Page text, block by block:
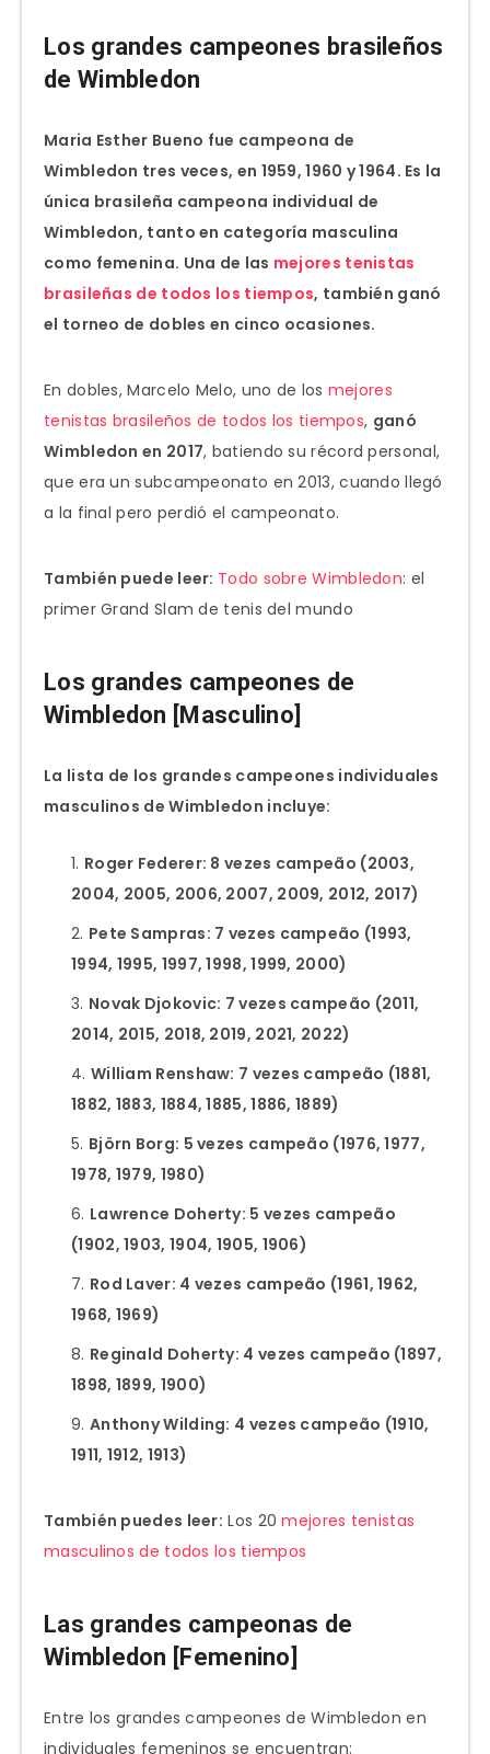
Los grandes campeones brasileños
de Wimbledon
Maria Esther Bueno fue campeona de
Wimbledon tres veces, en 1959, 1960 y 1964. Es la
única brasileña campeona individual de
Wimbledon, tanto en categoría masculina
como femenina. Una de las mejores tenistas
brasileñas de todos los tiempos, también ganó
el torneo de dobles en cinco ocasiones.
En dobles, Marcelo Melo, uno de los mejores
tenistas brasileños de todos los tiempos, ganó
Wimbledon en 2017, batiendo su récord personal,
que era un subcampeonato en 2013, cuando llegó
a la final pero perdió el campeonato.
También puede leer: Todo sobre Wimbledon: el
primer Grand Slam de tenis del mundo
Los grandes campeones de
Wimbledon [Masculino]
La lista de los grandes campeones individuales
masculinos de Wimbledon incluye:
Roger Federer: 8 vezes campeão (2003,
2004, 2005, 2006, 2007, 2009, 2012, 2017)
Pete Sampras: 7 vezes campeão (1993,
1994, 1995, 1997, 1998, 1999, 2000)
Novak Djokovic: 7 vezes campeão (2011,
2014, 2015, 2018, 2019, 2021, 2022)
William Renshaw: 7 vezes campeão (1881,
1882, 1883, 1884, 1885, 1886, 1889)
Björn Borg: 5 vezes campeão (1976, 1977,
1978, 1979, 1980)
Lawrence Doherty: 5 vezes campeão
(1902, 1903, 1904, 1905, 1906)
Rod Laver: 4 vezes campeão (1961, 1962,
1968, 1969)
Reginald Doherty: 4 vezes campeão (1897,
1898, 1899, 1900)
Anthony Wilding: 4 vezes campeão (1910,
1911, 1912, 1913)
También puedes leer: Los 20mejores tenistas
masculinos de todos los tiempos
Las grandes campeonas de
Wimbledon [Femenino]
Entre los grandes campeones de Wimbledon en
individuales femeninos se encuentran: